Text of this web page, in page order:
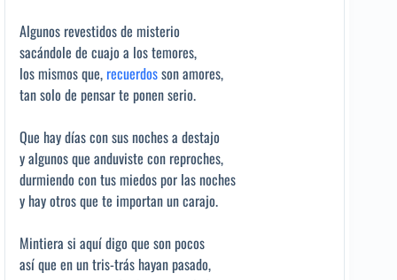
Algunos revestidos de misterio
sacándole de cuajo a los temores,
los mismos que, recuerdosson amores,
tan solo de pensar te ponen serio.
Que hay días con sus noches a destajo
y algunos que anduviste con reproches,
durmiendo con tus miedos por las noches
y hay otros que te importan un carajo.
Mintiera si aquí digo que son pocos
así que en un tris-trás hayan pasado,